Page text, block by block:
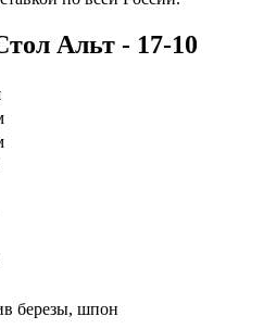
Альт - 17-10
березы, шпон